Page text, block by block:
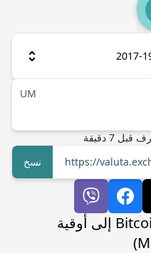
UM
قبل 7 دقيقة
https://
نسخ
حول تحويل Bitcoin Cash (BCH) إلى أوقية